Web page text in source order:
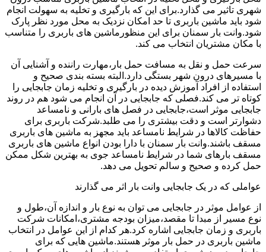
شهری تاثیر می گذارد.برای این که بارگیری و تخلیه به سهولت انجام
شود باید ماشین باربری تا حد امکان نزدیک به محل مورد نظر پارک
شود.وانت بار سمنان برای این منظورماشین های باربری را متناسب
با مکان مشتریان انتخاب می کند.
سرعت حمل و نقل به مسافت حمل بار،مهارت راننده و آشنایی آن
با مسیرهای درون شهر بستگی دارد.البته بسته بندی صحیح و
استفاده از افراد آموزش دیده در بارگیری و تخلیه زمان جابجایی را
کوتاه تر می کند.فصلی که جابجایی در آن انجام می شود هم در روند
جابجایی موثر است،جابجایی در فصل های بارانی و نامساعد
دشوارتر است و دقت بیشتری را می طلبد.شرکت باربری برای
حفاظت کالاها در شرایط نامساعد باید مجهز به ماشین های باربری
مسقف باشند.وانت بار سمنان با دارا بودن انواع ماشین های باربری
مسقف بارهای شما در شرایط نامساعد جوی به بهترین شکل ممکن
حمل کرده و صحیح و سالم تحویل می دهد.
عواملی که در یک جابجایی وانت بار اثر می گذارند
از عوامل موثر در جابجایی می توان به نوع بار و اندازه آن،طول و
نوع مسیر از مبدا تا مقصد،میزان بودجه مشتری،امکانات شرکت
باربری و زمان جابجایی اشاره کرد.هر کدام از این عوامل در انتخاب
ماشین باربری در حمل بار موثر هستند.ماشین هایی که برای